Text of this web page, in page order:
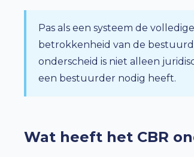
Pas als een systeem de
betrokkenheid van de
onderscheid is niet alleen
een bestuurder nodig heeft.
Wat heeft het CBR